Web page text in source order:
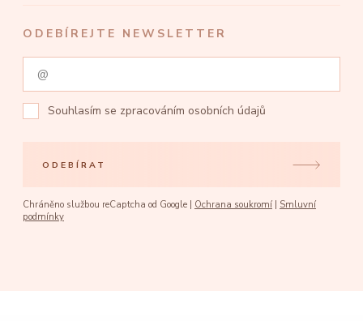
ODEBÍREJTE NEWSLETTER
Souhlasím se zpracováním osobních údajů
ODEBÍRAT
Chráněno službou reCaptcha od Google | Ochrana soukromí
Smluvní
podmínky